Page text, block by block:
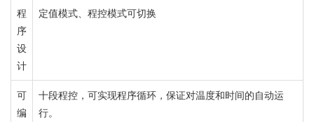
程
序
设
计
定值模式、程控模式可切换
可
编
十段程控， 可实现程序循环，保证对温度和时间的自动运
行。